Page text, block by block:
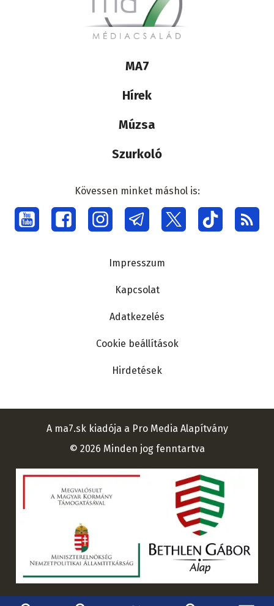
Lábléc
médiacsalád
MA7
Hírek
Múzsa
Szurkoló
Social
menu
Kövessen minket máshol is:
Impresszum
Kapcsolat
Adatkezelés
Cookie beállítások
Hirdetések
A ma7.sk kiadója a Pro Media Alapítvány
© 2026 Minden jog fenntartva